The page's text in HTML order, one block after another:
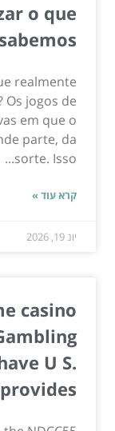
o que
realmente
Os jogos de
em que o
parte, da
sorte. Isso...
קרא עוד »
יונ 19, 2026
casino
U S.